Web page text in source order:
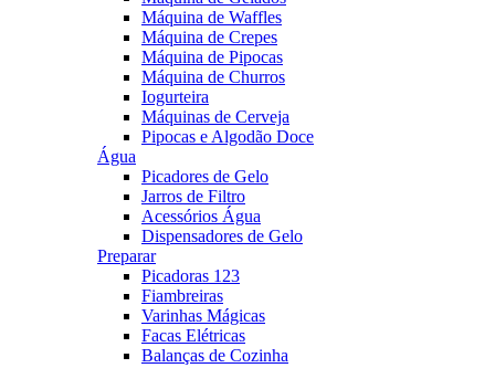
Máquina de Waffles
Máquina de Crepes
Máquina de Pipocas
Máquina de Churros
Iogurteira
Máquinas de Cerveja
Pipocas e Algodão Doce
Água
Picadores de Gelo
Jarros de Filtro
Acessórios Água
Dispensadores de Gelo
Preparar
Picadoras 123
Fiambreiras
Varinhas Mágicas
Facas Elétricas
Balanças de Cozinha